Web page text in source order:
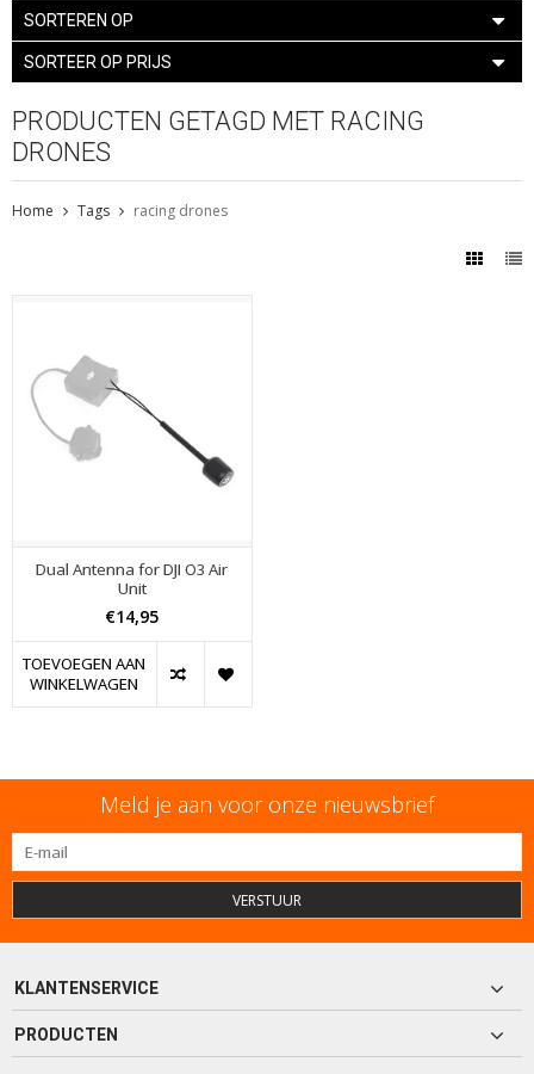
SORTEREN OP
SORTEER OP PRIJS
PRODUCTEN GETAGD MET RACING
DRONES
Home Tags racing drones
Dual Antenna for DJI O3 Air
Unit
€14,95
TOEVOEGEN AAN
WINKELWAGEN
Meld je aan voor onze nieuwsbrief
VERSTUUR
KLANTENSERVICE
PRODUCTEN